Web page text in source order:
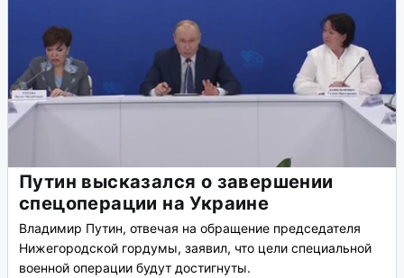
Путин высказался о завершении
спецоперации на Украине
Владимир Путин, отвечая на обращение председателя
Нижегородской гордумы, заявил, что цели специальной
военной операции будут достигнуты.